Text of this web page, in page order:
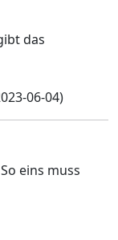
das
06-04)
eins muss